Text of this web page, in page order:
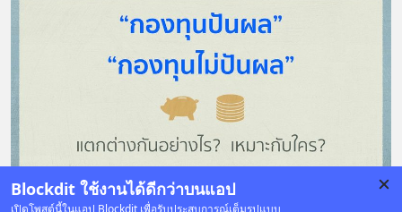
Blockdit ใช้งานได้ดีกว่าบนแอป
เปิดโพสต์นี้ในแอป Blockdit เพื่อรับประสบการณ์เต็มรูปแบบ